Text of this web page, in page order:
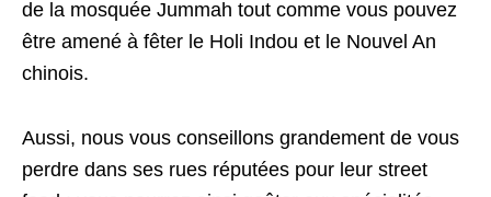
de la mosquée Jummah tout comme vous pouvez
être amené à fêter le Holi Indou et le Nouvel An
chinois.
Aussi, nous vous conseillons grandement de vous
perdre dans ses rues réputées pour leur street